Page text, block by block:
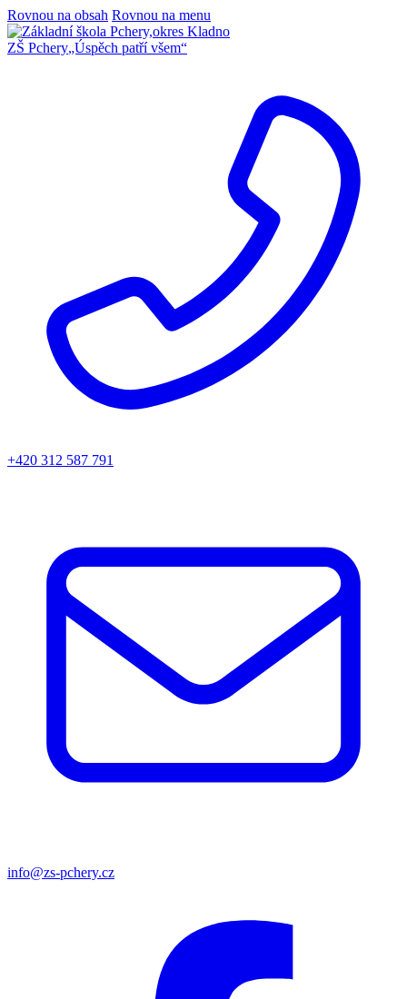
Rovnou na obsah Rovnou na menu
ZŠ Pchery„Úspěch patří všem“
+420 312 587 791
info@zs-pchery.cz